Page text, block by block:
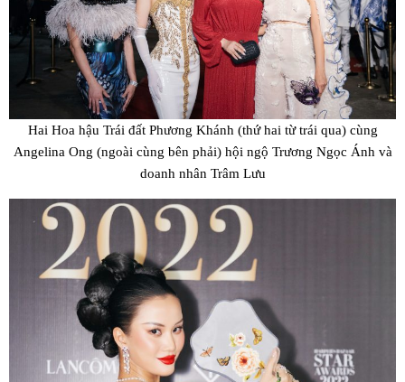
Hai Hoa hậu Trái đất Phương Khánh (thứ hai từ trái qua) cùng
Angelina Ong (ngoài cùng bên phải) hội ngộ Trương Ngọc Ánh và
doanh nhân Trâm Lưu